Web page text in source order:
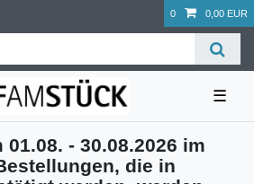
0 0,00 EUR
☰
- 30.08.2026 im
die in